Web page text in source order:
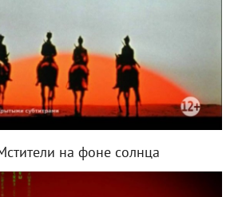
на фоне солнца